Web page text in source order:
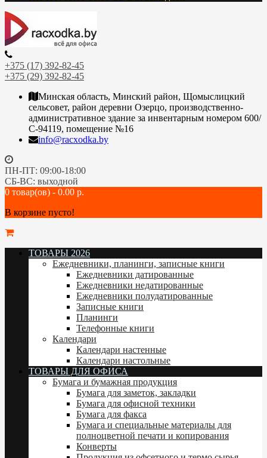
+375 (17) 392-82-45
+375 (29) 392-82-45
Минская область, Минский район, Щомыслицкий
сельсовет, район деревни Озерцо, производственно-
административное здание за инвентарным номером 600/
С-94119, помещение №16
info@racxodka.by
ПН-ПТ: 09:00-18:00
СБ-ВС: выходной
0 товар(ов) - 0.00 р.
В корзине пусто!
ТОВАРЫ 2026
Ежедневники, планинги, записные книги
Ежедневники датированные
Ежедневники недатированные
Ежедневники полудатированные
Записные книги
Планинги
Телефонные книги
Календари
Календари настенные
Календари настольные
ТОВАРЫ ДЛЯ ОФИСА
Бумага и бумажная продукция
Бумага для заметок, закладки
Бумага для офисной техники
Бумага для факса
Бумага и специальные материалы для
полноцветной печати и копирования
Конверты